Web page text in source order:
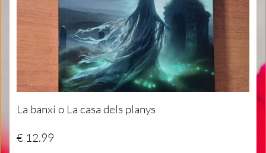
La banxí o La casa dels planys
€ 12.99